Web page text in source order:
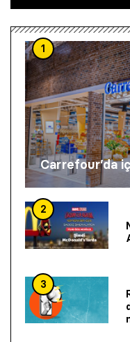
1
Carrefour’da
2
3